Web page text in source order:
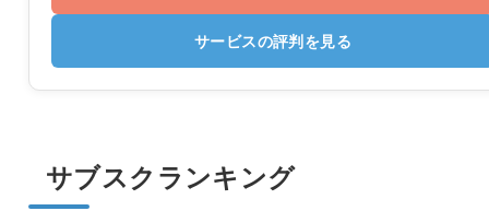
サービスの評判を見る
サブスクランキング